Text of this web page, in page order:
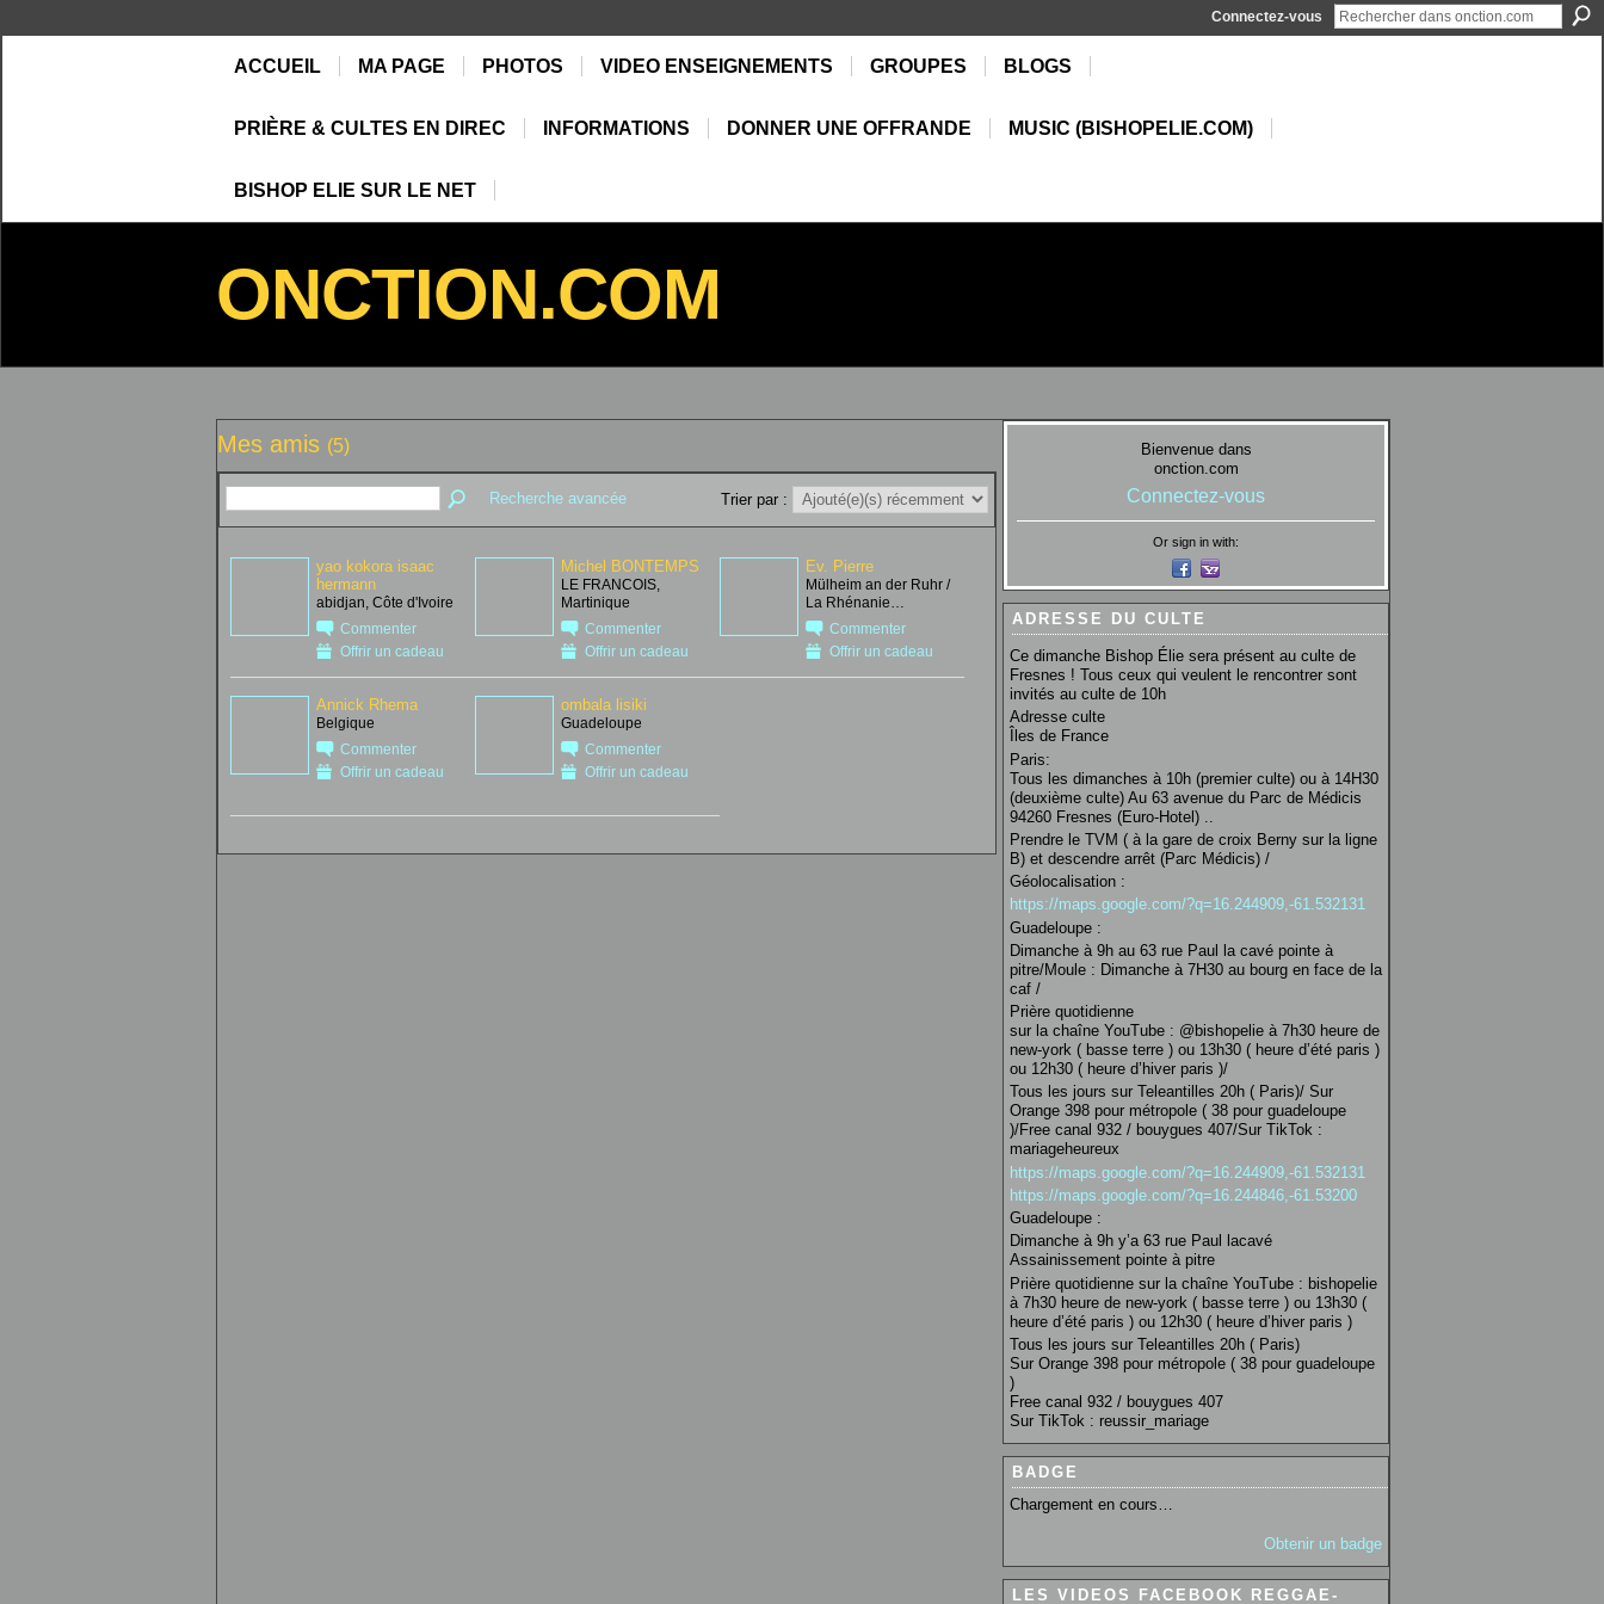
Connectez-vous
ACCUEIL MA PAGE PHOTOS VIDEO ENSEIGNEMENTS GROUPES BLOGS
PRIÈRE & CULTES EN DIREC INFORMATIONS DONNER UNE OFFRANDE MUSIC (BISHOPELIE.COM)
BISHOP ELIE SUR LE NET
ONCTION.COM
Mes amis (5)
Recherche avancée Trier par :
yao kokora isaac
hermann
abidjan, Côte d'Ivoire
Commenter
Offrir un cadeau
Michel BONTEMPS
LE FRANCOIS,
Martinique
Commenter
Offrir un cadeau
Ev. Pierre
Mülheim an der Ruhr /
La Rhénanie…
Commenter
Offrir un cadeau
Annick Rhema
Belgique
Commenter
Offrir un cadeau
ombala lisiki
Guadeloupe
Commenter
Offrir un cadeau
Bienvenue dans
onction.com
Connectez-vous
Or sign in with:
ADRESSE DU CULTE
Ce dimanche Bishop Élie sera présent au culte de
Fresnes ! Tous ceux qui veulent le rencontrer sont
invités au culte de 10h
Adresse culte
Îles de France
Paris:
Tous les dimanches à 10h (premier culte) ou à 14H30
(deuxième culte) Au 63 avenue du Parc de Médicis
94260 Fresnes (Euro-Hotel) ..
Prendre le TVM ( à la gare de croix Berny sur la ligne
B) et descendre arrêt (Parc Médicis) /
Géolocalisation :
https://maps.google.com/?q=16.244909,-61.532131
Guadeloupe :
Dimanche à 9h au 63 rue Paul la cavé pointe à
pitre/Moule : Dimanche à 7H30 au bourg en face de la
caf /
Prière quotidienne
sur la chaîne YouTube : @bishopelie à 7h30 heure de
new-york ( basse terre ) ou 13h30 ( heure d’été paris )
ou 12h30 ( heure d’hiver paris )/
Tous les jours sur Teleantilles 20h ( Paris)/ Sur
Orange 398 pour métropole ( 38 pour guadeloupe
)/Free canal 932 / bouygues 407/Sur TikTok :
mariageheureux
https://maps.google.com/?q=16.244909,-61.532131
https://maps.google.com/?q=16.244846,-61.53200
Guadeloupe :
Dimanche à 9h y’a 63 rue Paul lacavé
Assainissement pointe à pitre
Prière quotidienne sur la chaîne YouTube : bishopelie
à 7h30 heure de new-york ( basse terre ) ou 13h30 (
heure d’été paris ) ou 12h30 ( heure d’hiver paris )
Tous les jours sur Teleantilles 20h ( Paris)
Sur Orange 398 pour métropole ( 38 pour guadeloupe
)
Free canal 932 / bouygues 407
Sur TikTok : reussir_mariage
BADGE
Chargement en cours…
Obtenir un badge
LES VIDEOS FACEBOOK REGGAE-